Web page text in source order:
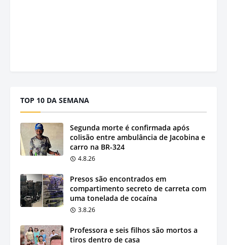
TOP 10 DA SEMANA
Segunda morte é confirmada após
colisão entre ambulância de Jacobina e
carro na BR-324
4.8.26
Presos são encontrados em
compartimento secreto de carreta com
uma tonelada de cocaína
3.8.26
Professora e seis filhos são mortos a
tiros dentro de casa